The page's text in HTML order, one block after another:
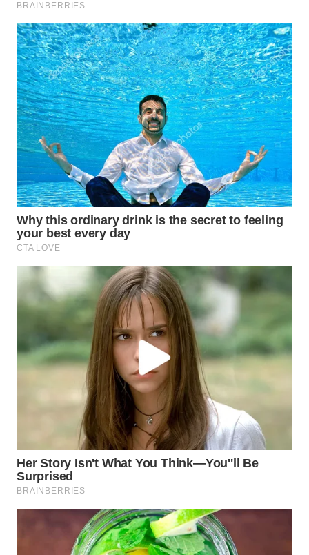
WAHANA
ADVOKAT
WAHANA
INFRASTRUKTUR
WAHANA
KONSUMEN
WAHANA
LISTRIK
WAHANA
TRAVEL
WAHANA
WAHANANEWS
WAHANANEWS
WAHANANEWS
WAHANA
SPORT